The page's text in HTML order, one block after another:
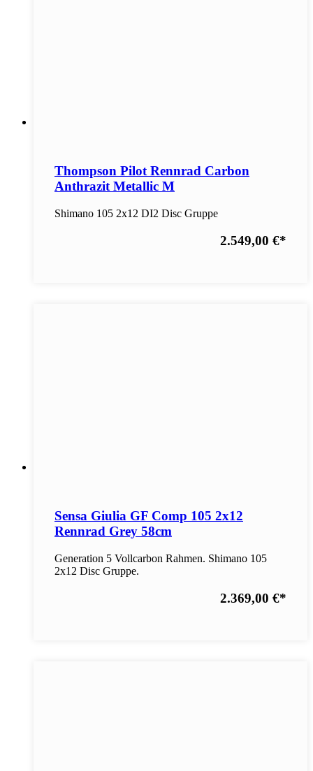
Thompson Pilot Rennrad Carbon
Anthrazit Metallic M
Shimano 105 2x12 DI2 Disc Gruppe
2.549,00 €*
Sensa Giulia GF Comp 105 2x12
Rennrad Grey 58cm
Generation 5 Vollcarbon Rahmen. Shimano 105
2x12 Disc Gruppe.
2.369,00 €*